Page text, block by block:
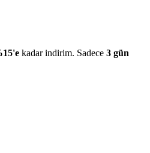
kadar indirim. Sadece 3 gün